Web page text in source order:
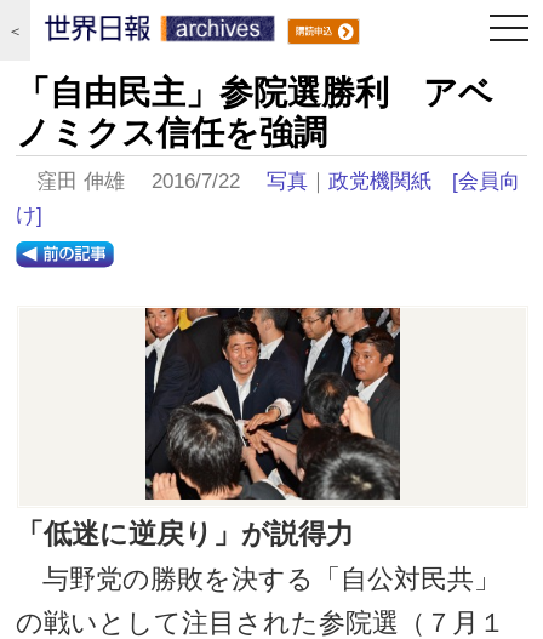
＜
「自由民主」参院選勝利 アベ
ノミクス信任を強調
窪田 伸雄 2016/7/22写真 ｜政党機関紙
[会員向
け]
「低迷に逆戻り」が説得力
与野党の勝敗を決する「自公対民共」
の戦いとして注目された参院選（７月１